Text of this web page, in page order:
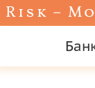
Risk –